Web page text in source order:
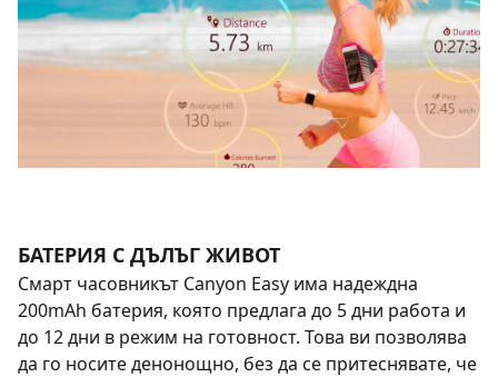
БАТЕРИЯ С ДЪЛЪГ ЖИВОТ
Смарт часовникът Canyon Easy има надеждна
200mAh батерия, която предлага до 5 дни работа и
до 12 дни в режим на готовност. Това ви позволява
да го носите денонощно, без да се притеснявате, че